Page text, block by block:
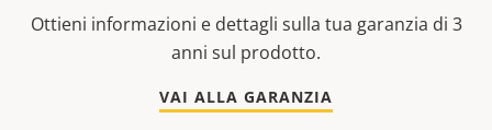
Ottieni informazioni e dettagli sulla tua garanzia di 3
anni sul prodotto.
VAI ALLA GARANZIA